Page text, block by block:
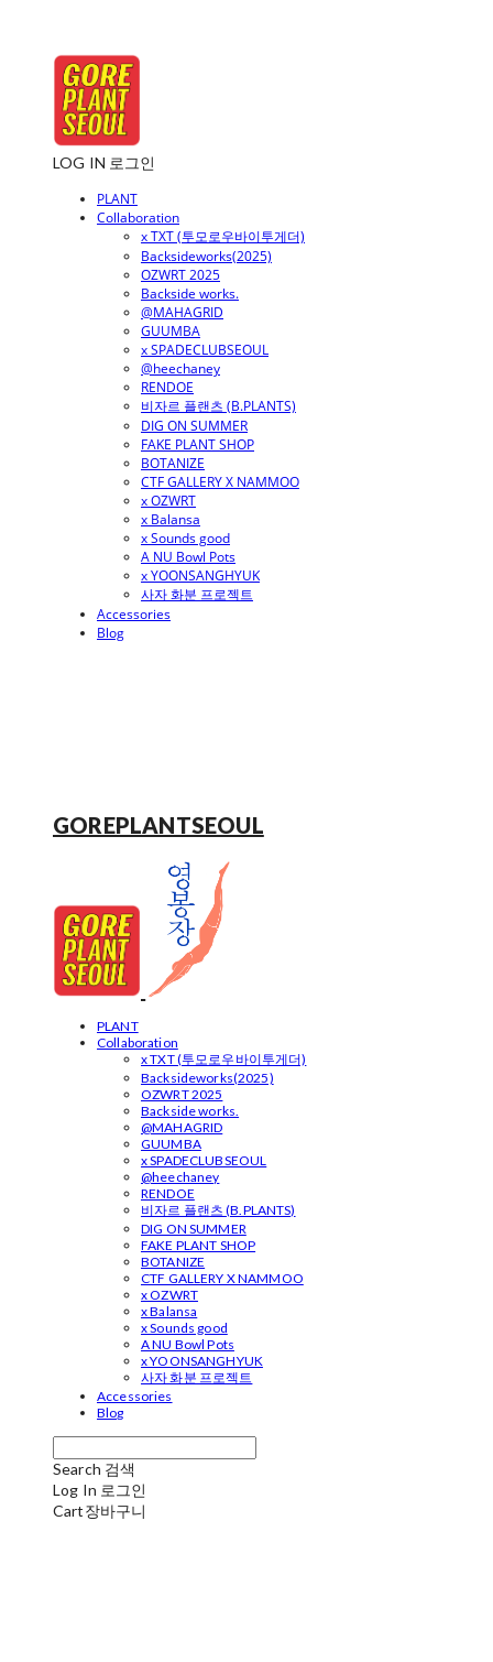
LOG IN 로그인
PLANT
Collaboration
x TXT (투모로우바이투게더)
Backsideworks(2025)
OZWRT 2025
Backside works.
@MAHAGRID
GUUMBA
x SPADECLUBSEOUL
@heechaney
RENDOE
비자르 플랜츠 (B.PLANTS)
DIG ON SUMMER
FAKE PLANT SHOP
BOTANIZE
CTF GALLERY X NAMMOO
x OZWRT
x Balansa
x Sounds good
A NU Bowl Pots
x YOONSANGHYUK
사자 화분 프로젝트
Accessories
Blog
GOREPLANTSEOUL
PLANT
Collaboration
x TXT (투모로우바이투게더)
Backsideworks(2025)
OZWRT 2025
Backside works.
@MAHAGRID
GUUMBA
x SPADECLUBSEOUL
@heechaney
RENDOE
비자르 플랜츠 (B.PLANTS)
DIG ON SUMMER
FAKE PLANT SHOP
BOTANIZE
CTF GALLERY X NAMMOO
x OZWRT
x Balansa
x Sounds good
A NU Bowl Pots
x YOONSANGHYUK
사자 화분 프로젝트
Accessories
Blog
Search 검색
Log In 로그인
Cart장바구니